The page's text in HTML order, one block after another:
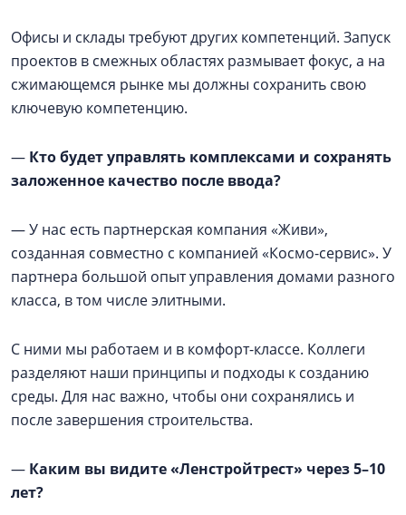
Офисы и склады требуют других компетенций. Запуск
проектов в смежных областях размывает фокус, а на
сжимающемся рынке мы должны сохранить свою
ключевую компетенцию.
— Кто будет управлять комплексами и сохранять
заложенное качество после ввода?
— У нас есть партнерская компания «Живи»,
созданная совместно с компанией «Космо-сервис». У
партнера большой опыт управления домами разного
класса, в том числе элитными.
С ними мы работаем и в комфорт-классе. Коллеги
разделяют наши принципы и подходы к созданию
среды. Для нас важно, чтобы они сохранялись и
после завершения строительства.
— Каким вы видите «Ленстройтрест» через 5–10
лет?